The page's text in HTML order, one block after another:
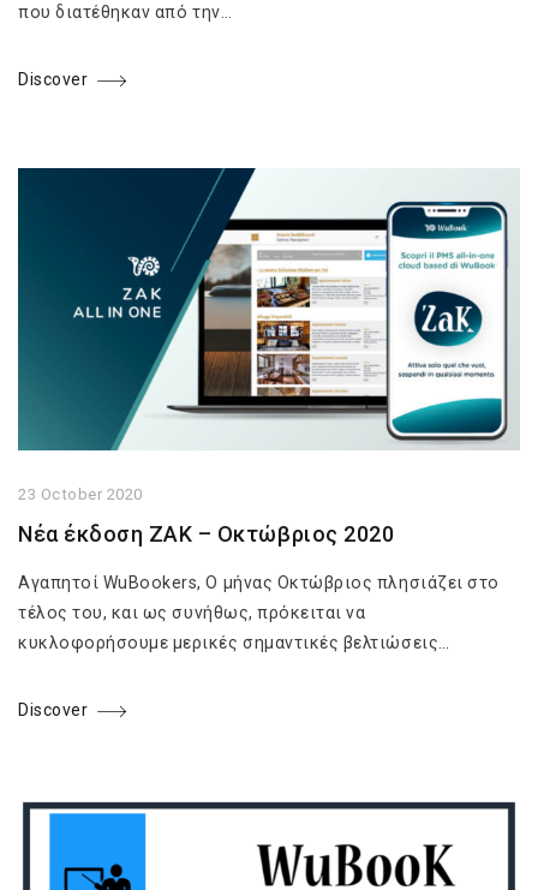
που διατέθηκαν από την…
Discover
23 October 2020
Νέα έκδοση ZAK – Οκτώβριος 2020
Αγαπητοί WuBookers, Ο μήνας Οκτώβριος πλησιάζει στο
τέλος του, και ως συνήθως, πρόκειται να
κυκλοφορήσουμε μερικές σημαντικές βελτιώσεις…
Discover